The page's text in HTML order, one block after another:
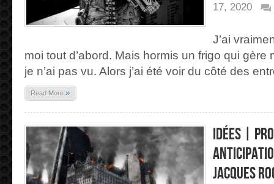
17, 2020
REGARDÉ,
JE
N’AI
TOUJOURS
PAS
VU
17/02/2050
J’ai
moi tout d’abord. Mais hormis un frigo qui
je n’ai pas vu. Alors j’ai été voir du côté des
Read More »
Idées |
Jacques